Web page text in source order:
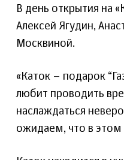
В день открытия на
Алексей Ягудин,
Москвиной.
«Каток – подарок
любит проводить
наслаждаться
ожидаем, что в этом